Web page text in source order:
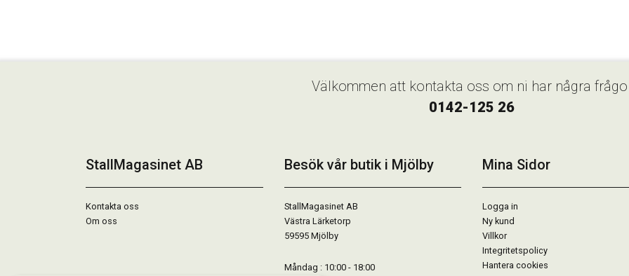
Välkommen att kontakta oss om ni har några
0142-125 26
StallMagasinet AB
Kontakta oss
Om oss
Besök vår butik i Mjölby
StallMagasinet AB
Västra Lärketorp
59595 Mjölby
Måndag : 10:00 - 18:00
Mina Sidor
Logga in
Ny kund
Villkor
Integritetspolicy
Hantera cookies